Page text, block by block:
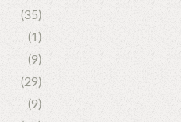
(35)
(1)
(9)
(29)
(9)